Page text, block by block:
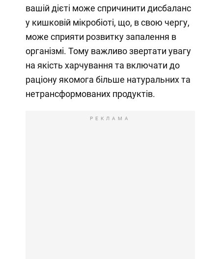
вашій дієті може спричинити дисбаланс
у кишковій мікробіоті, що, в свою чергу,
може сприяти розвитку запалення в
організмі. Тому важливо звертати увагу
на якість харчування та включати до
раціону якомога більше натуральних та
нетрансформованих продуктів.
РЕКЛАМА